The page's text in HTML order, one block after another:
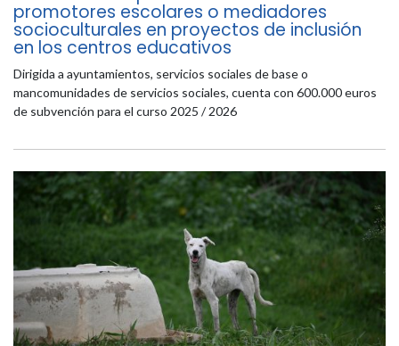
promotores escolares o mediadores
socioculturales en proyectos de inclusión
en los centros educativos
Dirigida a ayuntamientos, servicios sociales de base o
mancomunidades de servicios sociales, cuenta con 600.000 euros
de subvención para el curso 2025 / 2026